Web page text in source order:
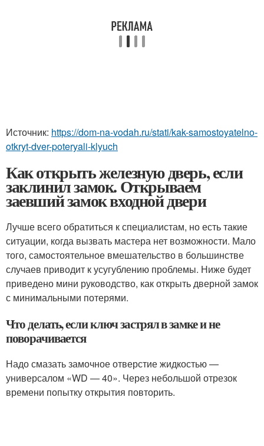
Источник: https://dom-na-vodah.ru/stati/kak-samostoyatelno-
otkryt-dver-poteryali-klyuch
Как открыть железную дверь, если
заклинил замок. Открываем
заевший замок входной двери
Лучше всего обратиться к специалистам, но есть такие
ситуации, когда вызвать мастера нет возможности. Мало
того, самостоятельное вмешательство в большинстве
случаев приводит к усугублению проблемы. Ниже будет
приведено мини руководство, как открыть дверной замок
с минимальными потерями.
Что делать, если ключ застрял в замке и не
поворачивается
Надо смазать замочное отверстие жидкостью —
универсалом «WD — 40». Через небольшой отрезок
времени попытку открытия повторить.